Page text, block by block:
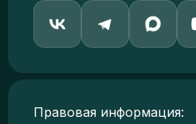
Правовая информация: